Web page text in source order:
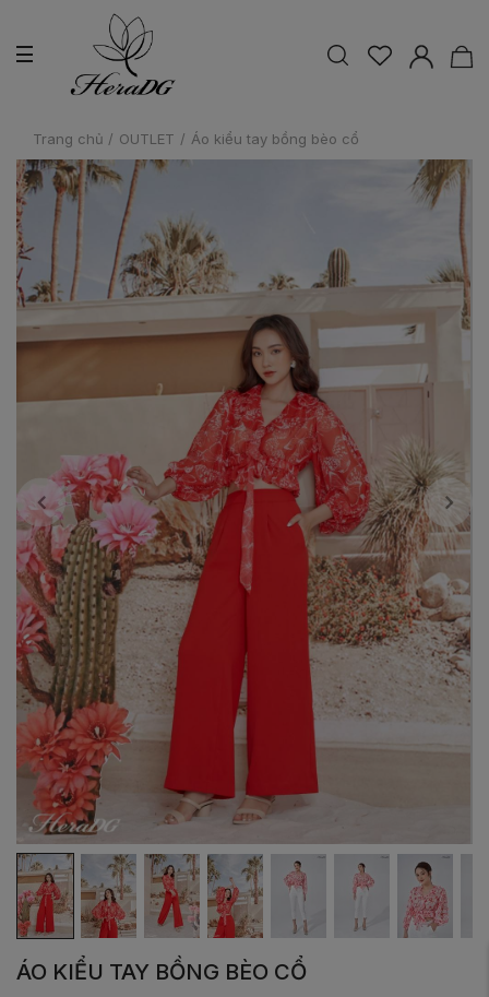
Trang chủ / OUTLET / Áo kiểu tay bồng bèo cổ
ÁO KIỂU TAY BỒNG BÈO CỔ